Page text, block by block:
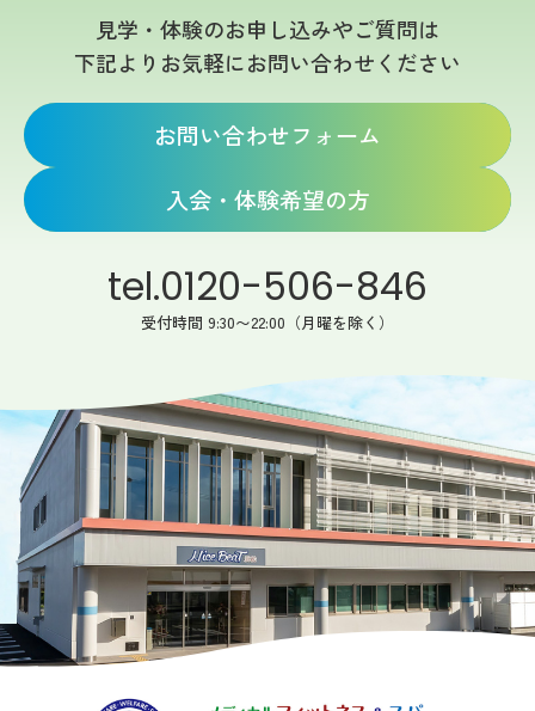
見学・体験のお申し込みやご質問は
下記よりお気軽にお問い合わせください
お問い合わせフォーム
入会・体験希望の方
tel.0120-506-846
受付時間 9:30〜22:00（月曜を除く）